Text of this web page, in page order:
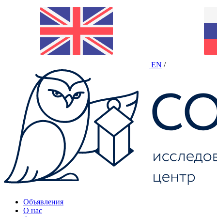
EN /
Объявления
О нас